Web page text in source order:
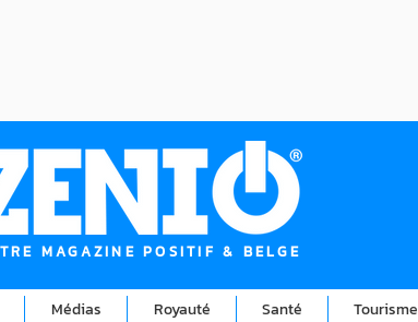
MAGAZINE POSITIF & BELGE
Médias Royauté Santé Tourisme